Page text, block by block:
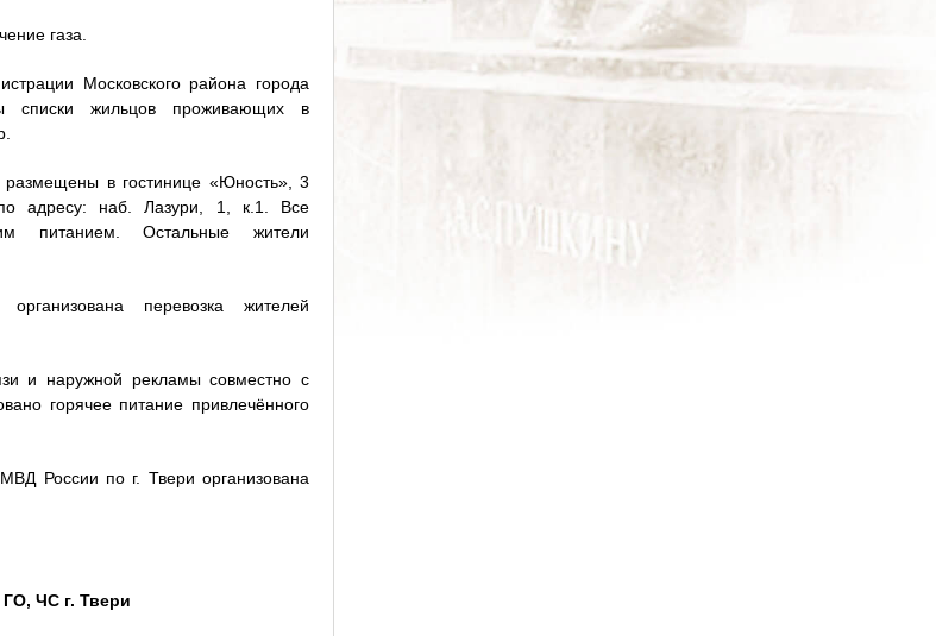
газа.
Московского района города
списки жильцов проживающих в
в гостинице «Юность», 3
адресу: наб. Лазури, 1, к.1. Все
питанием. Остальные жители
перевозка жителей
и наружной рекламы совместно с
горячее питание привлечённого
России по г. Твери организована
ЧС г. Твери